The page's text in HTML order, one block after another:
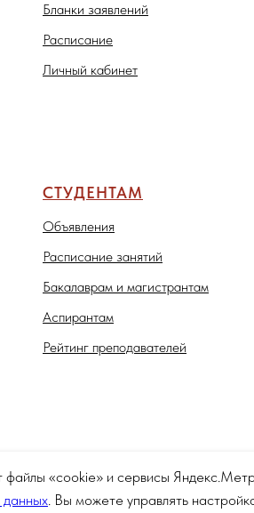
Бланки заявлений
Расписание
Личный кабинет
СТУДЕНТАМ
Объявления
Расписание занятий
Бакалаврам и магистрантам
Аспирантам
Рейтинг преподавателей
«cookie» и сервисы
данных. Вы можете управлять